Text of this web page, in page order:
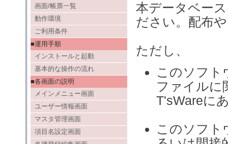
本データベー
ださい。配布
ただし、
このソフト
ファイルに
T'sWareに
このソフト
画面/帳票一覧
動作環境
ご利用条件
■運用手順
インストールと起動
基本的な操作の流れ
■各画面の説明
メインメニュー画面
ユーザー情報画面
マスタ管理画面
項目名設定画面